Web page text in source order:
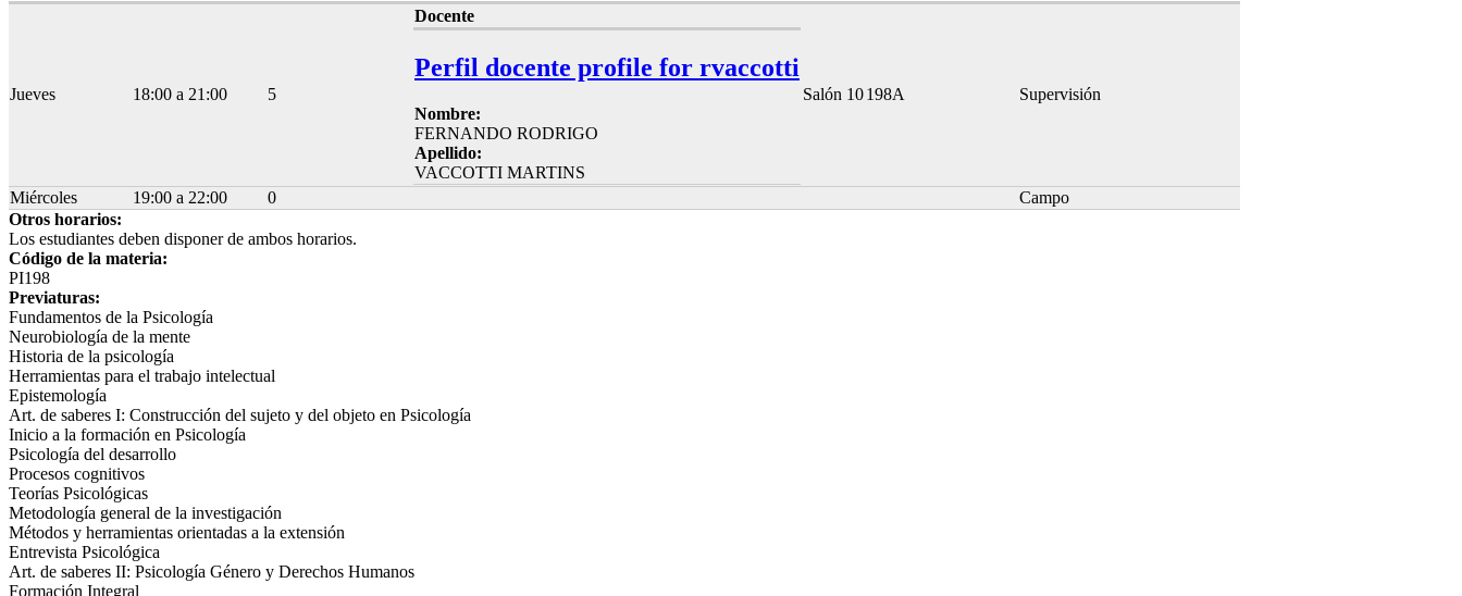
Jueves 18:00 a 21:00 5
Docente
Perfil docente profile for rvaccotti
Nombre:
FERNANDO RODRIGO
Apellido:
VACCOTTI MARTINS
Salón 10198A Supervisión
Miércoles 19:00 a 22:00 0
Campo
Otros horarios:
Los estudiantes deben disponer de ambos horarios.
Código de la materia:
PI198
Previaturas:
Fundamentos de la Psicología
Neurobiología de la mente
Historia de la psicología
Herramientas para el trabajo intelectual
Epistemología
Art. de saberes I: Construcción del sujeto y del objeto en Psicología
Inicio a la formación en Psicología
Psicología del desarrollo
Procesos cognitivos
Teorías Psicológicas
Metodología general de la investigación
Métodos y herramientas orientadas a la extensión
Entrevista Psicológica
Art. de saberes II: Psicología Género y Derechos Humanos
Formación Integral